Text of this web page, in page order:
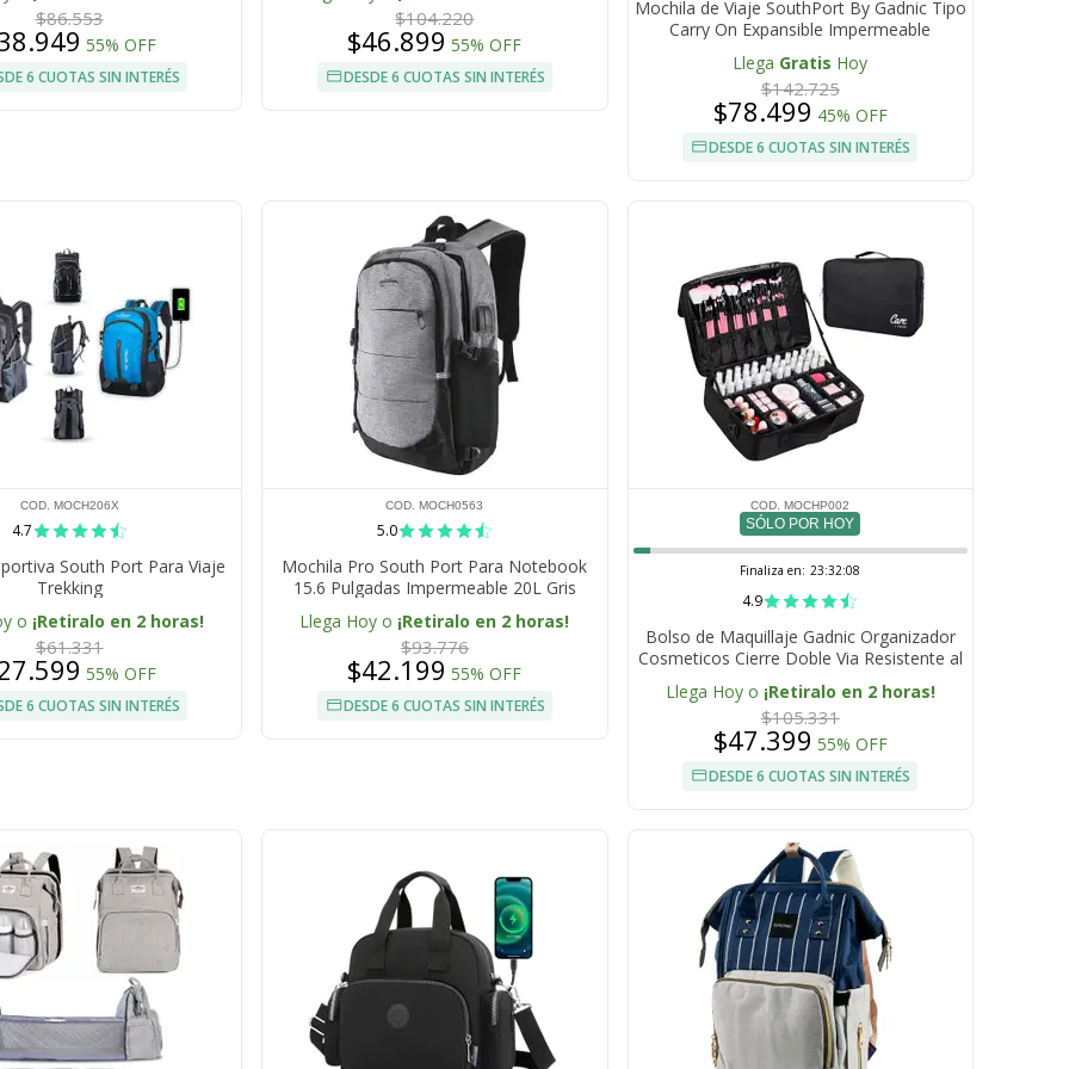
$86.553
55% OFF
6 CUOTAS SIN INTERÉS
$104.220
$46.899 55% OFF
DESDE 6 CUOTAS SIN INTERÉS
Mochila de Viaje SouthPort By Gadnic Tipo
Carry On Expansible Impermeable
Llega Gratis Hoy
$142.725
$78.499 45% OFF
DESDE 6 CUOTAS SIN INTERÉS
COD. MOCH206X
4.7
South Port Para Viaje
Trekking
o ¡Retiralo en 2 horas!
$61.331
55% OFF
6 CUOTAS SIN INTERÉS
COD. MOCH0563
5.0
Mochila Pro South Port Para Notebook
15.6 Pulgadas Impermeable 20L Gris
Llega Hoy o ¡Retiralo en 2 horas!
$93.776
$42.199 55% OFF
DESDE 6 CUOTAS SIN INTERÉS
COD. MOCHP002
SÓLO POR HOY
Finaliza en: 23:32:07
4.9
Bolso de Maquillaje Gadnic Organizador
Cosmeticos Cierre Doble Via Resistente al
Agua Divisores Ajustables
Llega Hoy o ¡Retiralo en 2 horas!
$105.331
$47.399 55% OFF
DESDE 6 CUOTAS SIN INTERÉS